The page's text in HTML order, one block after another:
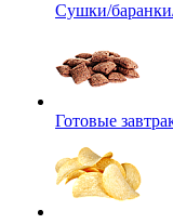
Сушки/
Готовые